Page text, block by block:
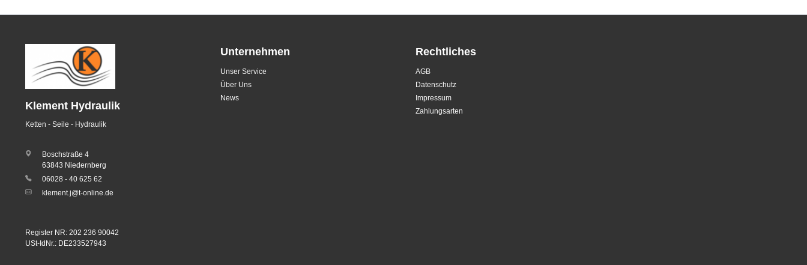
Klement Hydraulik
Ketten - Seile - Hydraulik
Boschstraße 4
63843 Niedernberg
06028 - 40 625 62
klement.j@t-online.de
Register NR: 202 236 90042
USt-IdNr.: DE233527943
Unternehmen
Unser Service
Über Uns
News
Rechtliches
AGB
Datenschutz
Impressum
Zahlungsarten